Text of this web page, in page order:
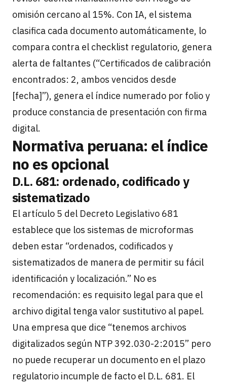
omisión cercano al 15%. Con IA, el sistema
clasifica cada documento automáticamente, lo
compara contra el checklist regulatorio, genera
alerta de faltantes (“Certificados de calibración
encontrados: 2, ambos vencidos desde
[fecha]”), genera el índice numerado por folio y
produce constancia de presentación con firma
digital.
Normativa peruana: el índice
no es opcional
D.L. 681: ordenado, codificado y
sistematizado
El artículo 5 del Decreto Legislativo 681
establece que los sistemas de microformas
deben estar “ordenados, codificados y
sistematizados de manera de permitir su fácil
identificación y localización.” No es
recomendación: es requisito legal para que el
archivo digital tenga valor sustitutivo al papel.
Una empresa que dice “tenemos archivos
digitalizados según NTP 392.030-2:2015” pero
no puede recuperar un documento en el plazo
regulatorio incumple de facto el D.L. 681. El